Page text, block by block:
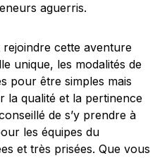
aguerris.
cette aventure
unique, les modalités de
pour être simples mais
la qualité et la pertinence
de s’y prendre à
les équipes du
et très prisées. Que vous